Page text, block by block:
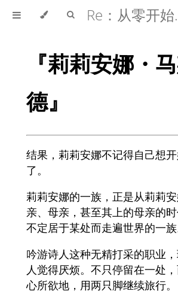
Re
『莉莉安娜・
德』
结果，莉莉安娜不记得自己想
了。
莉莉安娜的一族，正是从莉莉
亲、母亲，甚至其上的母亲的
不定居于某处而走遍世界的一族
吟游诗人这种无精打采的职业
人觉得厌烦。不只停留在一处
心所欲地，用两只脚继续旅行。